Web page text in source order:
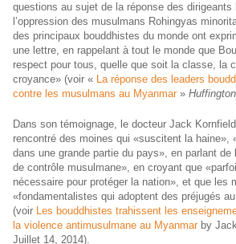
questions au sujet de la réponse des dirigeants
l’oppression des musulmans Rohingyas
des principaux bouddhistes du monde ont
une lettre, en rappelant à tout le monde que
respect pour tous, quelle que soit la classe, la
croyance» (voir « La réponse des leaders
contre les musulmans au Myanmar »
Dans son témoignage, le docteur Jack
rencontré des moines qui «suscitent la haine»,
dans une grande partie du pays», en parlant de
de contrôle musulmane», en croyant que
nécessaire pour protéger la nation», et que les
«fondamentalistes qui adoptent des préjugés
(voir Les bouddhistes trahissent les
la violence antimusulmane au Myanmar by
Juillet 14, 2014).